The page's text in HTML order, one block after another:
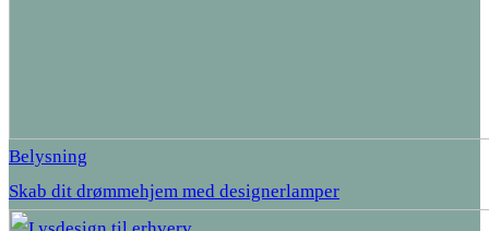
Belysning
Skab dit drømmehjem med designerlamper